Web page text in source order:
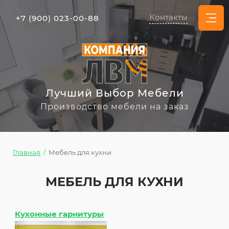
Лучший Выбор Мебели
Производство мебели на заказ
+7 (900) 023-00-88 Контакты
Главная / Мебель для кухни
МЕБЕЛЬ ДЛЯ КУХНИ
Кухонные гарнитуры